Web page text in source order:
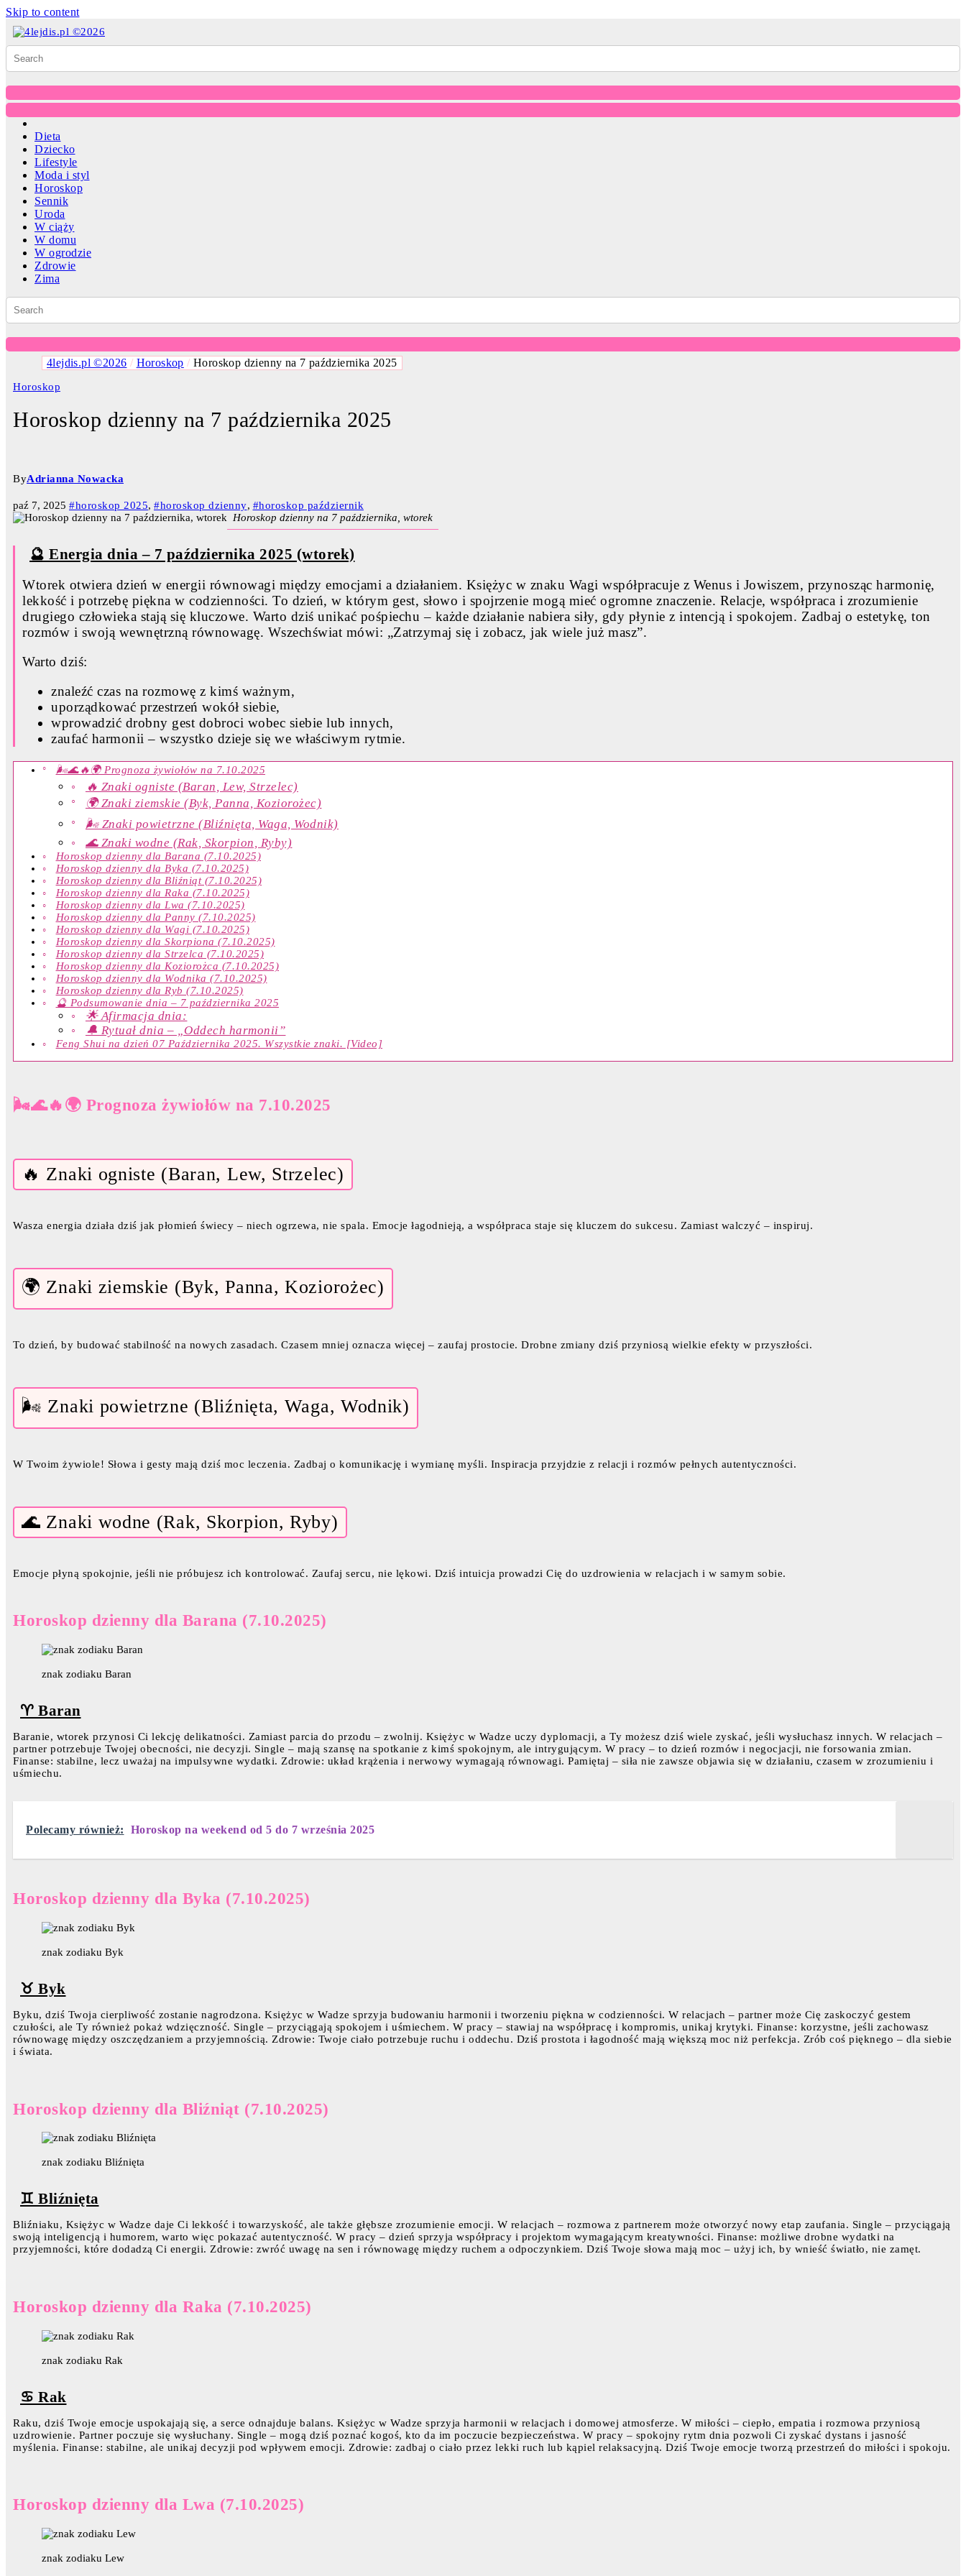
Skip to content
Dieta
Dziecko
Lifestyle
Moda i styl
Horoskop
Sennik
Uroda
W ciąży
W domu
W ogrodzie
Zdrowie
Zima
4lejdis.pl ©2026 / Horoskop /Horoskop dzienny na 7 października 2025
Horoskop
Horoskop dzienny na 7 października 2025
ByAdrianna Nowacka
paź 7, 2025 #horoskop 2025, #horoskop dzienny, #horoskop październik
Horoskop dzienny na 7 października, wtorek
🔮 Energia dnia – 7 października 2025 (wtorek)
Wtorek otwiera dzień w energii równowagi między emocjami a działaniem. Księżyc w znaku Wagi współpracuje z Wenus i Jowiszem, przynosząc harmonię,
lekkość i potrzebę piękna w codzienności. To dzień, w którym gest, słowo i spojrzenie mogą mieć ogromne znaczenie. Relacje, współpraca i zrozumienie
drugiego człowieka stają się kluczowe. Warto dziś unikać pośpiechu – każde działanie nabiera siły, gdy płynie z intencją i spokojem. Zadbaj o estetykę, ton
rozmów i swoją wewnętrzną równowagę. Wszechświat mówi: „Zatrzymaj się i zobacz, jak wiele już masz”.
Warto dziś:
znaleźć czas na rozmowę z kimś ważnym,
uporządkować przestrzeń wokół siebie,
wprowadzić drobny gest dobroci wobec siebie lub innych,
zaufać harmonii – wszystko dzieje się we właściwym rytmie.
🌬️🌊🔥🌍 Prognoza żywiołów na 7.10.2025
🔥 Znaki ogniste (Baran, Lew, Strzelec)
🌍 Znaki ziemskie (Byk, Panna, Koziorożec)
🌬️ Znaki powietrzne (Bliźnięta, Waga, Wodnik)
🌊 Znaki wodne (Rak, Skorpion, Ryby)
Horoskop dzienny dla Barana (7.10.2025)
Horoskop dzienny dla Byka (7.10.2025)
Horoskop dzienny dla Bliźniąt (7.10.2025)
Horoskop dzienny dla Raka (7.10.2025)
Horoskop dzienny dla Lwa (7.10.2025)
Horoskop dzienny dla Panny (7.10.2025)
Horoskop dzienny dla Wagi (7.10.2025)
Horoskop dzienny dla Skorpiona (7.10.2025)
Horoskop dzienny dla Strzelca (7.10.2025)
Horoskop dzienny dla Koziorożca (7.10.2025)
Horoskop dzienny dla Wodnika (7.10.2025)
Horoskop dzienny dla Ryb (7.10.2025)
🔮 Podsumowanie dnia – 7 października 2025
🌟 Afirmacja dnia:
🔔 Rytuał dnia – „Oddech harmonii”
Feng Shui na dzień 07 Października 2025. Wszystkie znaki. [Video]
🌬️🌊🔥🌍 Prognoza żywiołów na 7.10.2025
🔥 Znaki ogniste (Baran, Lew, Strzelec)
Wasza energia działa dziś jak płomień świecy – niech ogrzewa, nie spala. Emocje łagodnieją, a współpraca staje się kluczem do sukcesu. Zamiast walczyć – inspiruj.
🌍 Znaki ziemskie (Byk, Panna, Koziorożec)
To dzień, by budować stabilność na nowych zasadach. Czasem mniej oznacza więcej – zaufaj prostocie. Drobne zmiany dziś przyniosą wielkie efekty w przyszłości.
🌬️ Znaki powietrzne (Bliźnięta, Waga, Wodnik)
W Twoim żywiole! Słowa i gesty mają dziś moc leczenia. Zadbaj o komunikację i wymianę myśli. Inspiracja przyjdzie z relacji i rozmów pełnych autentyczności.
🌊 Znaki wodne (Rak, Skorpion, Ryby)
Emocje płyną spokojnie, jeśli nie próbujesz ich kontrolować. Zaufaj sercu, nie lękowi. Dziś intuicja prowadzi Cię do uzdrowienia w relacjach i w samym sobie.
Horoskop dzienny dla Barana (7.10.2025)
znak zodiaku Baran
♈ Baran
Baranie, wtorek przynosi Ci lekcję delikatności. Zamiast parcia do przodu – zwolnij. Księżyc w Wadze uczy dyplomacji, a Ty możesz dziś wiele zyskać, jeśli wysłuchasz innych. W relacjach –
partner potrzebuje Twojej obecności, nie decyzji. Single – mają szansę na spotkanie z kimś spokojnym, ale intrygującym. W pracy – to dzień rozmów i negocjacji, nie forsowania zmian.
Finanse: stabilne, lecz uważaj na impulsywne wydatki. Zdrowie: układ krążenia i nerwowy wymagają równowagi. Pamiętaj – siła nie zawsze objawia się w działaniu, czasem w zrozumieniu i
uśmiechu.
Polecamy również: Horoskop na weekend od 5 do 7 września 2025
Horoskop dzienny dla Byka (7.10.2025)
znak zodiaku Byk
♉ Byk
Byku, dziś Twoja cierpliwość zostanie nagrodzona. Księżyc w Wadze sprzyja budowaniu harmonii i tworzeniu piękna w codzienności. W relacjach – partner może Cię zaskoczyć gestem
czułości, ale Ty również pokaż wdzięczność. Single – przyciągają spokojem i uśmiechem. W pracy – stawiaj na współpracę i kompromis, unikaj krytyki. Finanse: korzystne, jeśli zachowasz
równowagę między oszczędzaniem a przyjemnością. Zdrowie: Twoje ciało potrzebuje ruchu i oddechu. Dziś prostota i łagodność mają większą moc niż perfekcja. Zrób coś pięknego – dla siebie
i świata.
Horoskop dzienny dla Bliźniąt (7.10.2025)
znak zodiaku Bliźnięta
♊ Bliźnięta
Bliźniaku, Księżyc w Wadze daje Ci lekkość i towarzyskość, ale także głębsze zrozumienie emocji. W relacjach – rozmowa z partnerem może otworzyć nowy etap zaufania. Single – przyciągają
swoją inteligencją i humorem, warto więc pokazać autentyczność. W pracy – dzień sprzyja współpracy i projektom wymagającym kreatywności. Finanse: możliwe drobne wydatki na
przyjemności, które dodadzą Ci energii. Zdrowie: zwróć uwagę na sen i równowagę między ruchem a odpoczynkiem. Dziś Twoje słowa mają moc – użyj ich, by wnieść światło, nie zamęt.
Horoskop dzienny dla Raka (7.10.2025)
znak zodiaku Rak
♋ Rak
Raku, dziś Twoje emocje uspokajają się, a serce odnajduje balans. Księżyc w Wadze sprzyja harmonii w relacjach i domowej atmosferze. W miłości – ciepło, empatia i rozmowa przyniosą
uzdrowienie. Partner poczuje się wysłuchany. Single – mogą dziś poznać kogoś, kto da im poczucie bezpieczeństwa. W pracy – spokojny rytm dnia pozwoli Ci zyskać dystans i jasność
myślenia. Finanse: stabilne, ale unikaj decyzji pod wpływem emocji. Zdrowie: zadbaj o ciało przez lekki ruch lub kąpiel relaksacyjną. Dziś Twoje emocje tworzą przestrzeń do miłości i spokoju.
Horoskop dzienny dla Lwa (7.10.2025)
znak zodiaku Lew